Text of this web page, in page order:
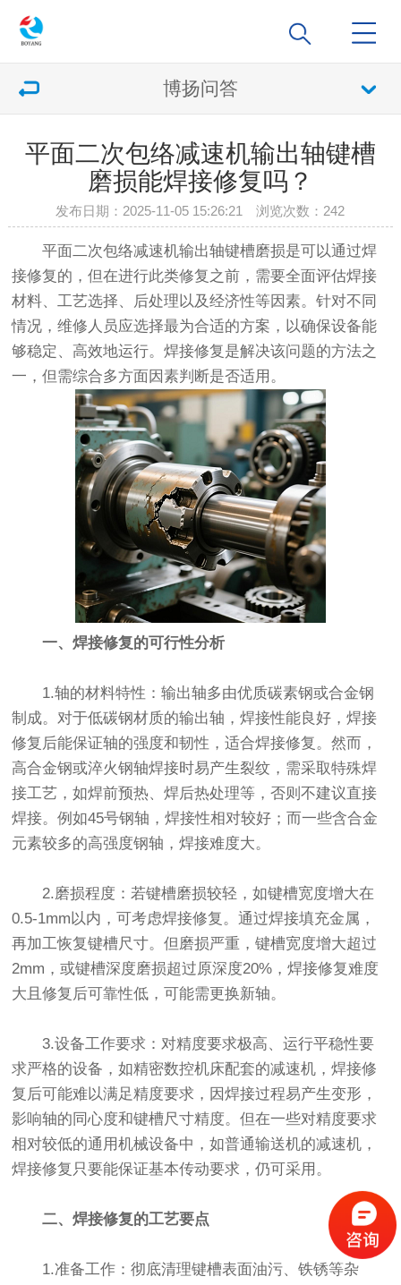
博扬问答
平面二次包络减速机输出轴键槽
磨损能焊接修复吗？
发布日期：2025-11-05 15:26:21 浏览次数： 242
平面二次包络减速机输出轴键槽磨损是可以通过焊
接修复的，但在进行此类修复之前，需要全面评估焊接
材料、工艺选择、后处理以及经济性等因素。针对不同
情况，维修人员应选择最为合适的方案，以确保设备能
够稳定、高效地运行。焊接修复是解决该问题的方法之
一，但需综合多方面因素判断是否适用。
一、焊接修复的可行性分析
1.轴的材料特性：输出轴多由优质碳素钢或合金钢
制成。对于低碳钢材质的输出轴，焊接性能良好，焊接
修复后能保证轴的强度和韧性，适合焊接修复。然而，
高合金钢或淬火钢轴焊接时易产生裂纹，需采取特殊焊
接工艺，如焊前预热、焊后热处理等，否则不建议直接
焊接。例如45号钢轴，焊接性相对较好；而一些含合金
元素较多的高强度钢轴，焊接难度大。
2.磨损程度：若键槽磨损较轻，如键槽宽度增大在
0.5-1mm以内，可考虑焊接修复。通过焊接填充金属，
再加工恢复键槽尺寸。但磨损严重，键槽宽度增大超过
2mm，或键槽深度磨损超过原深度20%，焊接修复难度
大且修复后可靠性低，可能需更换新轴。
3.设备工作要求：对精度要求极高、运行平稳性要
求严格的设备，如精密数控机床配套的减速机，焊接修
复后可能难以满足精度要求，因焊接过程易产生变形，
影响轴的同心度和键槽尺寸精度。但在一些对精度要求
相对较低的通用机械设备中，如普通输送机的减速机，
焊接修复只要能保证基本传动要求，仍可采用。
二、焊接修复的工艺要点
1.准备工作：彻底清理键槽表面油污、铁锈等杂